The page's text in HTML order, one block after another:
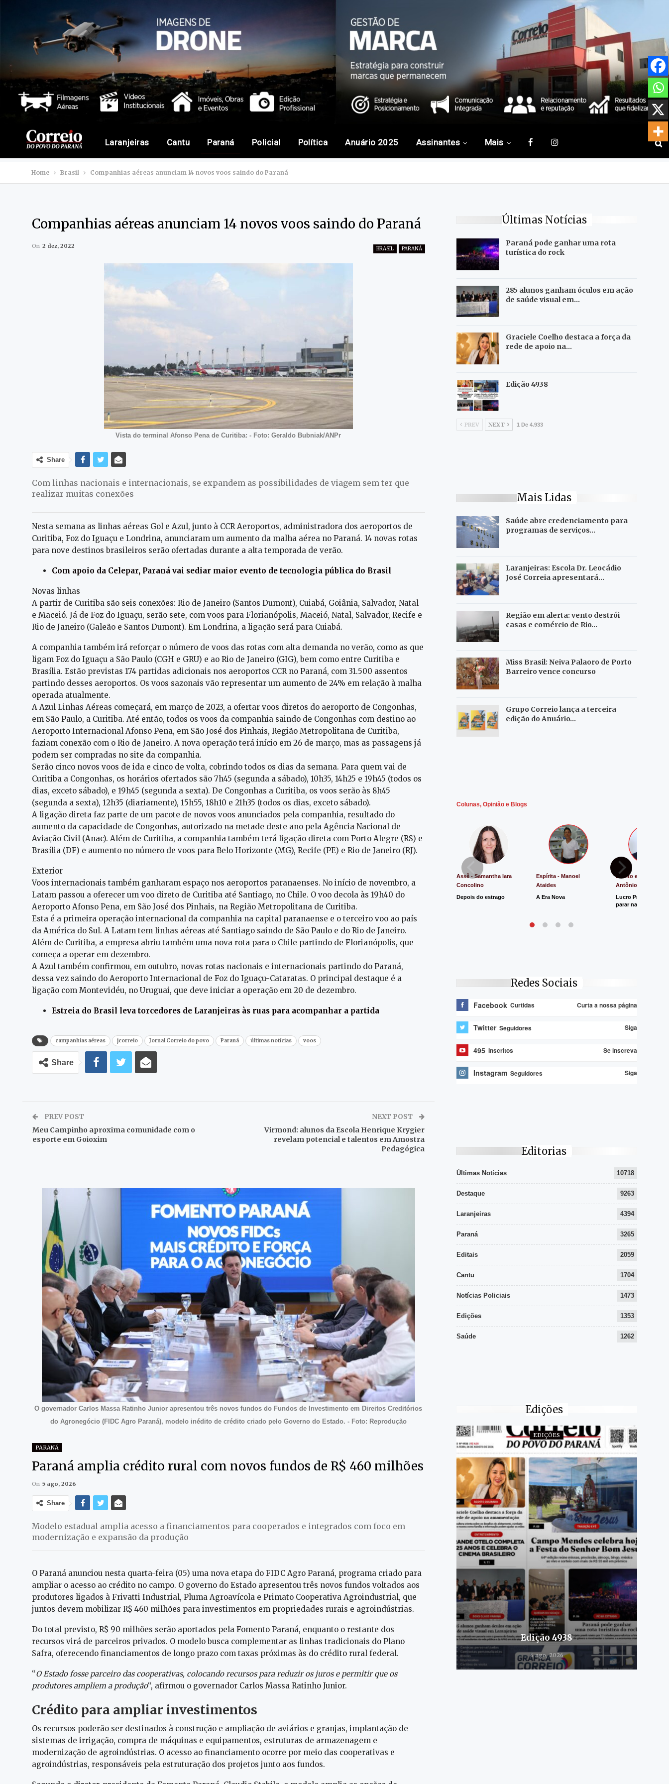
Laranjeiras Cantu Paraná Policial Política Anuário 2025 Assinantes Mais
Home Brasil Companhias aéreas anunciam 14 novos voos saindo do Paraná
Companhias aéreas anunciam 14 novos voos saindo do Paraná
BRASIL PARANÁ
On 2 dez, 2022
Vista do terminal Afonso Pena de Curitiba: - Foto: Geraldo Bubniak/ANPr
Share
Com linhas nacionais e internacionais, se expandem as possibilidades de viagem sem ter que
realizar muitas conexões
Nesta semana as linhas aéreas Gol e Azul, junto à CCR Aeroportos, administradora dos aeroportos de
Curitiba, Foz do Iguaçu e Londrina, anunciaram um aumento da malha aérea no Paraná. 14 novas rotas
para nove destinos brasileiros serão ofertadas durante a alta temporada de verão.
Com apoio da Celepar, Paraná vai sediar maior evento de tecnologia pública do Brasil
Novas linhas
A partir de Curitiba são seis conexões: Rio de Janeiro (Santos Dumont), Cuiabá, Goiânia, Salvador, Natal
e Maceió. Já de Foz do Iguaçu, serão sete, com voos para Florianópolis, Maceió, Natal, Salvador, Recife e
Rio de Janeiro (Galeão e Santos Dumont). Em Londrina, a ligação será para Cuiabá.
A companhia também irá reforçar o número de voos das rotas com alta demanda no verão, como as que
ligam Foz do Iguaçu a São Paulo (CGH e GRU) e ao Rio de Janeiro (GIG), bem como entre Curitiba e
Brasília. Estão previstas 174 partidas adicionais nos aeroportos CCR no Paraná, com 31.500 assentos
partindo desses aeroportos. Os voos sazonais vão representar um aumento de 24% em relação à malha
operada atualmente.
A Azul Linhas Aéreas começará, em março de 2023, a ofertar voos diretos do aeroporto de Congonhas,
em São Paulo, a Curitiba. Até então, todos os voos da companhia saindo de Congonhas com destino ao
Aeroporto Internacional Afonso Pena, em São José dos Pinhais, Região Metropolitana de Curitiba,
faziam conexão com o Rio de Janeiro. A nova operação terá início em 26 de março, mas as passagens já
podem ser compradas no site da companhia.
Serão cinco novos voos de ida e cinco de volta, cobrindo todos os dias da semana. Para quem vai de
Curitiba a Congonhas, os horários ofertados são 7h45 (segunda a sábado), 10h35, 14h25 e 19h45 (todos os
dias, exceto sábado), e 19h45 (segunda a sexta). De Congonhas a Curitiba, os voos serão às 8h45
(segunda a sexta), 12h35 (diariamente), 15h55, 18h10 e 21h35 (todos os dias, exceto sábado).
A ligação direta faz parte de um pacote de novos voos anunciados pela companhia, resultado do
aumento da capacidade de Congonhas, autorizado na metade deste ano pela Agência Nacional de
Aviação Civil (Anac). Além de Curitiba, a companhia também terá ligação direta com Porto Alegre (RS) e
Brasília (DF) e aumento no número de voos para Belo Horizonte (MG), Recife (PE) e Rio de Janeiro (RJ).
Exterior
Voos internacionais também ganharam espaço nos aeroportos paranaenses. No início de novembro, a
Latam passou a oferecer um voo direto de Curitiba até Santiago, no Chile. O voo decola às 19h40 do
Aeroporto Afonso Pena, em São José dos Pinhais, na Região Metropolitana de Curitiba.
Esta é a primeira operação internacional da companhia na capital paranaense e o terceiro voo ao país
da América do Sul. A Latam tem linhas aéreas até Santiago saindo de São Paulo e do Rio de Janeiro.
Além de Curitiba, a empresa abriu também uma nova rota para o Chile partindo de Florianópolis, que
começa a operar em dezembro.
A Azul também confirmou, em outubro, novas rotas nacionais e internacionais partindo do Paraná,
dessa vez saindo do Aeroporto Internacional de Foz do Iguaçu-Cataratas. O principal destaque é a
ligação com Montevidéu, no Uruguai, que deve iniciar a operação em 20 de dezembro.
Estreia do Brasil leva torcedores de Laranjeiras às ruas para acompanhar a partida
campanhias aéreas jcorreio Jornal Correio do povo Paraná últimas notícias voos
Share
PREV POST
Meu Campinho aproxima comunidade com o
esporte em Goioxim
NEXT POST
Virmond: alunos da Escola Henrique Krygier
revelam potencial e talentos em Amostra
Pedagógica
O governador Carlos Massa Ratinho Junior apresentou três novos fundos do Fundos de Investimento em Direitos Creditórios
do Agronegócio (FIDC Agro Paraná), modelo inédito de crédito criado pelo Governo do Estado. - Foto: Reprodução
PARANÁ
Paraná amplia crédito rural com novos fundos de R$ 460 milhões
On 5 ago, 2026
Share
Modelo estadual amplia acesso a financiamentos para cooperados e integrados com foco em
modernização e expansão da produção
O Paraná anunciou nesta quarta-feira (05) uma nova etapa do FIDC Agro Paraná, programa criado para
ampliar o acesso ao crédito no campo. O governo do Estado apresentou três novos fundos voltados aos
produtores ligados à Frivatti Industrial, Pluma Agroavícola e Primato Cooperativa Agroindustrial, que
juntos devem mobilizar R$ 460 milhões para investimentos em propriedades rurais e agroindústrias.
Do total previsto, R$ 90 milhões serão aportados pela Fomento Paraná, enquanto o restante dos
recursos virá de parceiros privados. O modelo busca complementar as linhas tradicionais do Plano
Safra, oferecendo financiamentos de longo prazo com taxas próximas às do crédito rural federal.
“O Estado fosse parceiro das cooperativas, colocando recursos para reduzir os juros e permitir que os
produtores ampliem a produção“, afirmou o governador Carlos Massa Ratinho Junior.
Crédito para ampliar investimentos
Os recursos poderão ser destinados à construção e ampliação de aviários e granjas, implantação de
sistemas de irrigação, compra de máquinas e equipamentos, estruturas de armazenagem e
modernização de agroindústrias. O acesso ao financiamento ocorre por meio das cooperativas e
agroindústrias, responsáveis pela estruturação dos projetos junto aos fundos.
Últimas Notícias
Paraná pode ganhar uma rota
turística do rock
285 alunos ganham óculos em ação
de saúde visual em…
Graciele Coelho destaca a força da
rede de apoio na…
Edição 4938
PREV NEXT 1 De 4.933
Mais Lidas
Saúde abre credenciamento para
programas de serviços…
Laranjeiras: Escola Dr. Leocádio
José Correia apresentará…
Região em alerta: vento destrói
casas e comércio de Rio…
Miss Brasil: Neiva Palaoro de Porto
Barreiro vence concurso
Grupo Correio lança a terceira
edição do Anuário…
Colunas, Opinião e Blogs
Assê - Samantha Iara
Concolino
Depois do estrago
Espírita - Manoel
Ataides
A Era Nova
Direito e Justiça -
Antônio de Souza
Lucro Presumido
parar na Justiça
Redes Sociais
Facebook Curtidas Curta a nossa página
Twitter Seguidores Siga
495 Inscritos Se inscreva
Instagram Seguidores Siga
Editorias
Últimas Notícias 10718
Destaque 9263
Laranjeiras 4394
Paraná 3265
Editais 2059
Cantu 1704
Notícias Policiais 1473
Edições 1353
Saúde 1262
Edições
EDIÇÕES
Edição 4938
6 ago, 2026